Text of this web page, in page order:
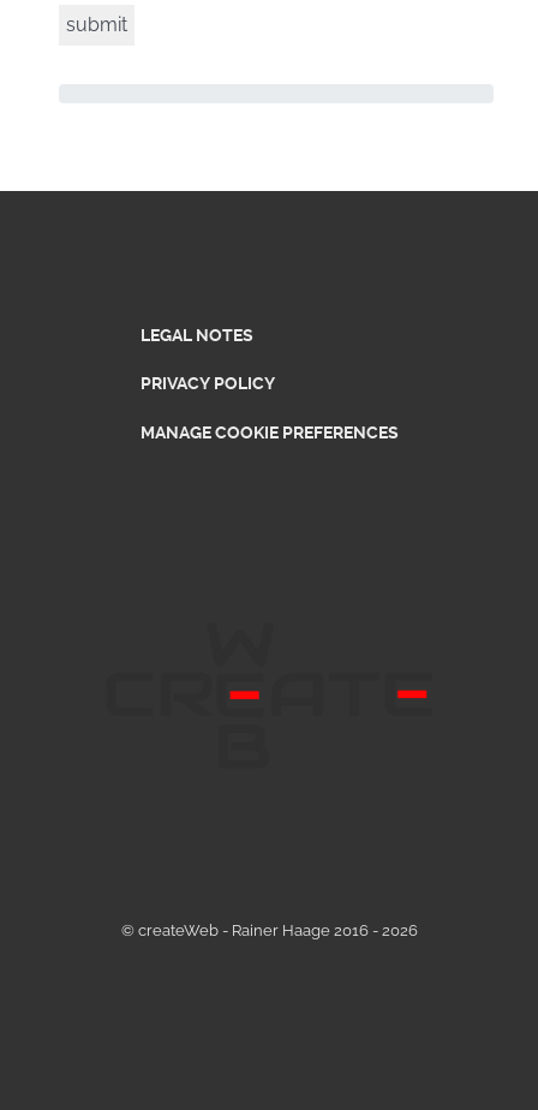
LEGAL NOTES
PRIVACY POLICY
MANAGE COOKIE PREFERENCES
© createWeb - Rainer Haage 2016 - 2026